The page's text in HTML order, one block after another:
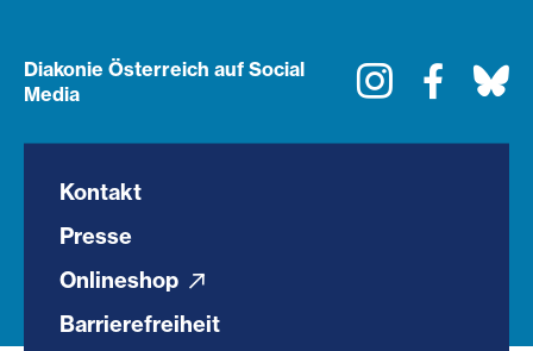
Diakonie Österreich auf Social
Media
Instagram
Kontakt
Presse
Onlineshop
Barrierefreiheit